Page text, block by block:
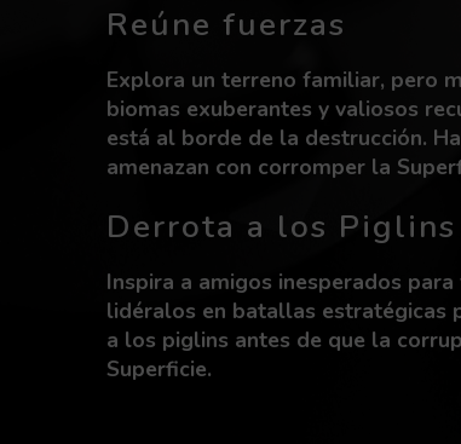
Reúne fuerzas
Explora un terreno familiar, pero
biomas exuberantes y valiosos
está al borde de la destrucción.
amenazan con corromper la
Derrota a los Piglins
Inspira a amigos inesperados
lidéralos en batallas estratégicas
a los piglins antes de que la
Superficie.